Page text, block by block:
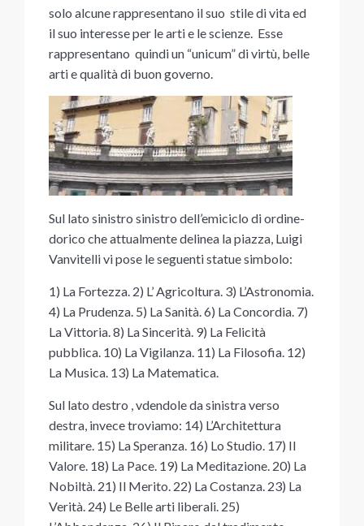
solo alcune rappresentano il suo stile di vita ed
il suo interesse per le arti e le scienze. Esse
rappresentano quindi un “unicum” di virtù, belle
arti e qualità di buon governo.
Sul lato sinistro sinistro dell’emiciclo di ordine-
dorico che attualmente delinea la piazza, Luigi
Vanvitelli vi pose le seguenti statue simbolo:
1) La Fortezza. 2) L’ Agricoltura. 3) L’Astronomia.
4) La Prudenza. 5) La Sanità. 6) La Concordia. 7)
La Vittoria. 8) La Sincerità. 9) La Felicità
pubblica. 10) La Vigilanza. 11) La Filosofia. 12)
La Musica. 13) La Matematica.
Sul lato destro , vdendole da sinistra verso
destra, invece troviamo: 14) L’Architettura
militare. 15) La Speranza. 16) Lo Studio. 17) Il
Valore. 18) La Pace. 19) La Meditazione. 20) La
Nobiltà. 21) Il Merito. 22) La Costanza. 23) La
Verità. 24) Le Belle arti liberali. 25)